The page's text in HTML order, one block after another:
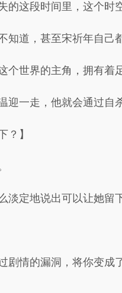
的这段时间里，这个
知道，甚至宋祈年自己
个世界的主角，拥有着
迎一走，他就会通过
？】
淡定地说出可以让她留
剧情的漏洞，将你变成